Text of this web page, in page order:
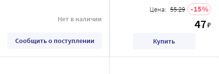
Нет в наличии
Сообщить о поступлении
Цена: 55.29 15
47₽
Купить